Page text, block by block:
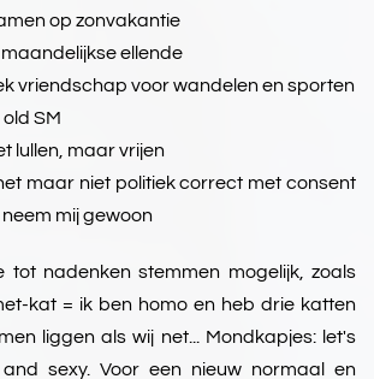
op zonvakantie
maandelijkse ellende
vriendschap voor wandelen en sporten
SM
lullen, maar vrijen
maar niet politiek correct met consent
mij gewoon
tot nadenken stemmen mogelijk, zoals
kat = ik ben homo en heb drie katten
liggen als wij net... Mondkapjes: let's
sexy. Voor een nieuw normaal en